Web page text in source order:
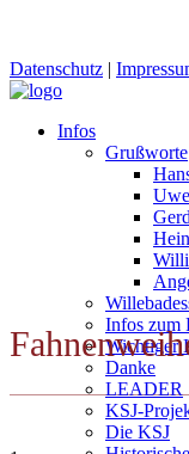
Datenschutz |
Infos
Grußworte
Willi
Infos zum
Wichtiger
Danke
LEADER
KSJ-
Die KSJ